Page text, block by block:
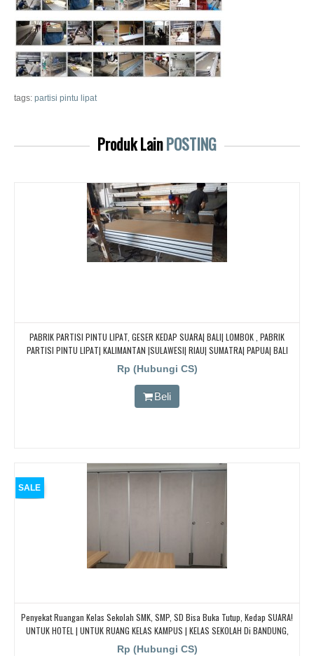
tags: partisi pintu lipat
Produk LainPOSTING
PABRIK PARTISI PINTU LIPAT, GESER KEDAP SUARA| BALI| LOMBOK , PABRIK
PARTISI PINTU LIPAT| KALIMANTAN |SULAWESI| RIAU| SUMATRA| PAPUA| BALI
Rp (Hubungi CS)
Beli
SALE
Penyekat Ruangan Kelas Sekolah SMK, SMP, SD Bisa Buka Tutup, Kedap SUARA!
UNTUK HOTEL | UNTUK RUANG KELAS KAMPUS | KELAS SEKOLAH Di BANDUNG,
JAKARTA, BEKASI, TANGERANG
Rp (Hubungi CS)